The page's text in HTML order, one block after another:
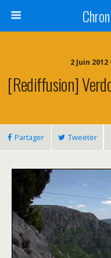
2 Juin
[Rediffusion]
Partager Tweeter